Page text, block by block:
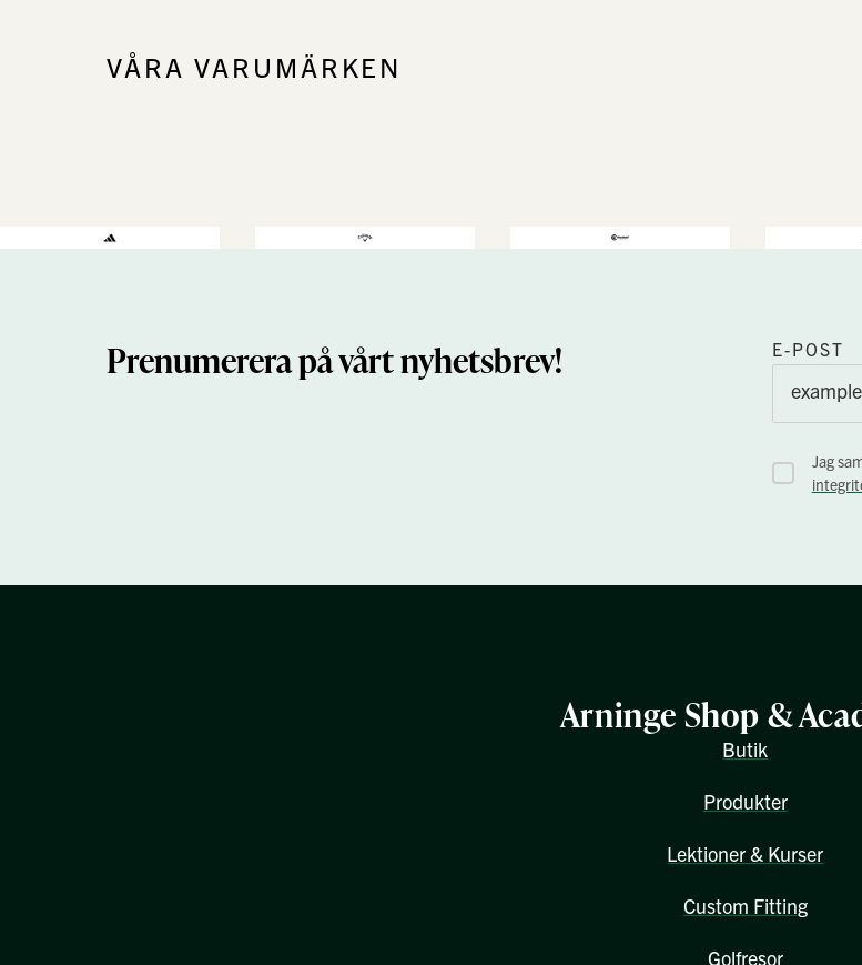
VÅRA VARUMÄRKEN
Prenumerera på vårt nyhetsbrev! E-POST
Jag
Arninge Shop &
Butik
Produkter
Lektioner & Kurser
Custom Fitting
Golfresor